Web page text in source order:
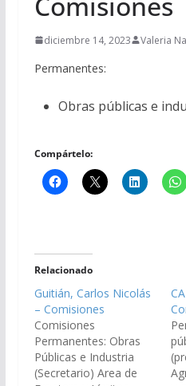
diciembre 14, 2023 Valeria
Permanentes:
Obras públicas e
Compártelo:
Relacionado
Guitián, Carlos Nicolás
– Comisiones
Comisiones
Permanentes: Obras
Públicas e Industria
(Secretario) Area de